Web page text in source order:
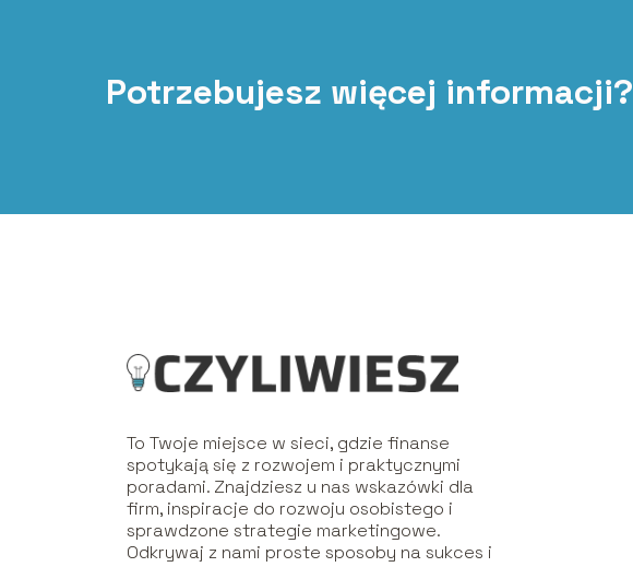
Potrzebujesz więcej informacji?
To Twoje miejsce w sieci, gdzie finanse
spotykają się z rozwojem i praktycznymi
poradami. Znajdziesz u nas wskazówki dla
firm, inspiracje do rozwoju osobistego i
sprawdzone strategie marketingowe.
Odkrywaj z nami proste sposoby na sukces i